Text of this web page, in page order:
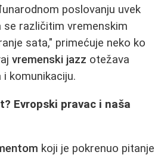
poslovanju uvek
se različitim vremenskim
sata," primećuje neko ko
vremenski jazz otežava
komunikaciju.
Evropski pravac i naša
koji je pokrenuo pitanje